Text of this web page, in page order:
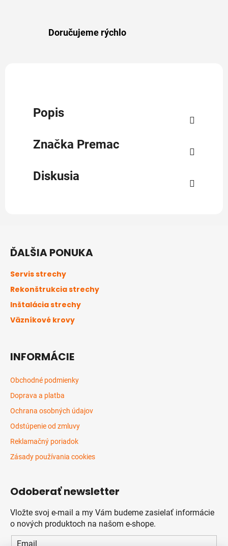
Doručujeme rýchlo
Popis
Značka Premac
Diskusia
ĎALŠIA PONUKA
Servis strechy
Rekonštrukcia strechy
Inštalácia strechy
Väzníkové krovy
INFORMÁCIE
Obchodné podmienky
Doprava a platba
Ochrana osobných údajov
Odstúpenie od zmluvy
Reklamačný poriadok
Zásady používania cookies
Odoberať newsletter
Vložte svoj e-mail a my Vám budeme zasielať informácie
o nových produktoch na našom e-shope.
Email